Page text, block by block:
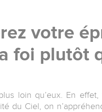
votre
foi plutôt
loin qu’eux. En
du Ciel, on